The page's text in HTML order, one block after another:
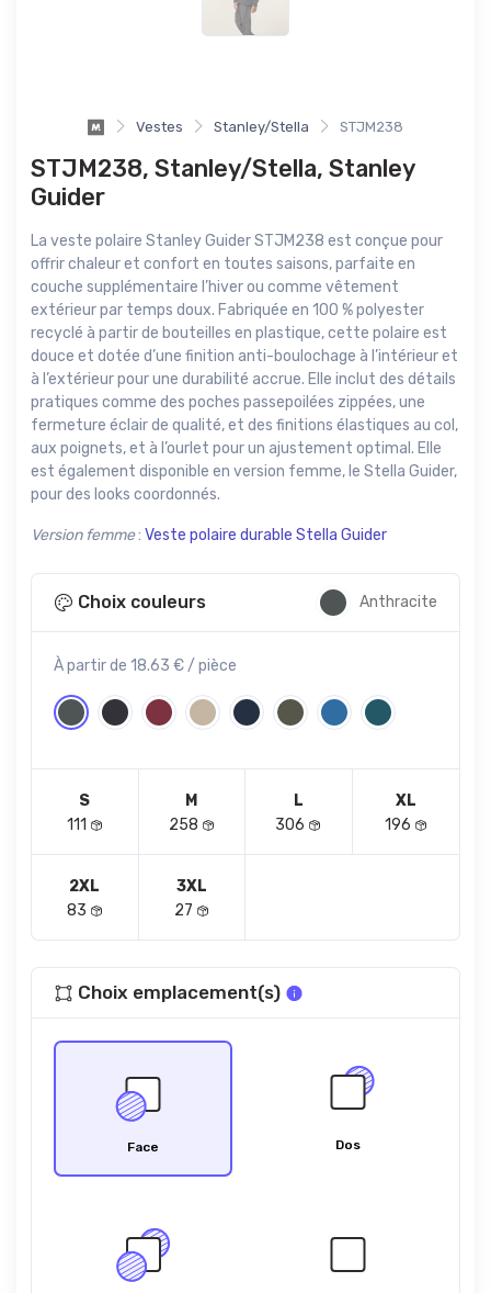
Vestes Stanley/Stella STJM238
STJM238, Stanley/Stella, Stanley
Guider
La veste polaire Stanley Guider STJM238 est conçue pour
offrir chaleur et confort en toutes saisons, parfaite en
couche supplémentaire l’hiver ou comme vêtement
extérieur par temps doux. Fabriquée en 100 % polyester
recyclé à partir de bouteilles en plastique, cette polaire est
douce et dotée d’une finition anti-boulochage à l’intérieur et
à l’extérieur pour une durabilité accrue. Elle inclut des détails
pratiques comme des poches passepoilées zippées, une
fermeture éclair de qualité, et des finitions élastiques au col,
aux poignets, et à l’ourlet pour un ajustement optimal. Elle
est également disponible en version femme, le Stella Guider,
pour des looks coordonnés.
Version femme: Veste polaire durable Stella Guider
Choix couleurs Anthracite
À partir de 18.63 € / pièce
S
111
M
258
L
306
XL
196
2XL
83
3XL
27
Choix emplacement(s)
Face Dos